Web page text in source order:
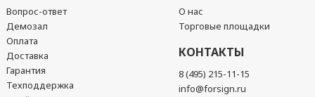
Вопрос-ответ
Демозал
Оплата
Доставка
Гарантия
Техподдержка
О нас
Торговые площадки
КОНТАКТЫ
8 (495) 215-11-15
info@forsign.ru